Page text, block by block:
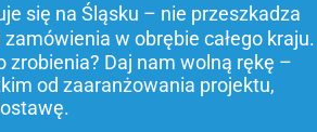
się na Śląsku – nie przeszkadza
w obrębie całego kraju.
zrobienia? Daj nam wolną rękę –
od zaaranżowania projektu,